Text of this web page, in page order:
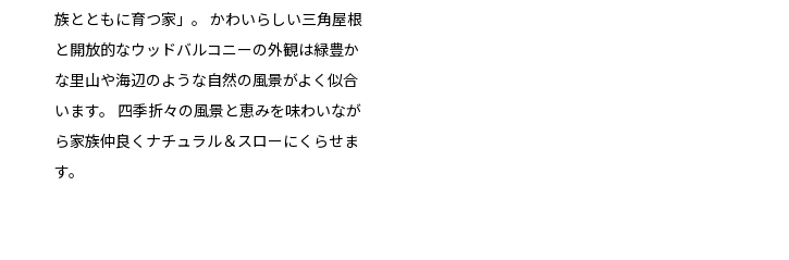
族とともに育つ家」。 かわいらしい三角屋根
と開放的なウッドバルコニーの外観は緑豊か
な里山や海辺のような自然の風景がよく似合
います。 四季折々の風景と恵みを味わいなが
ら家族仲良くナチュラル＆スローにくらせま
す。